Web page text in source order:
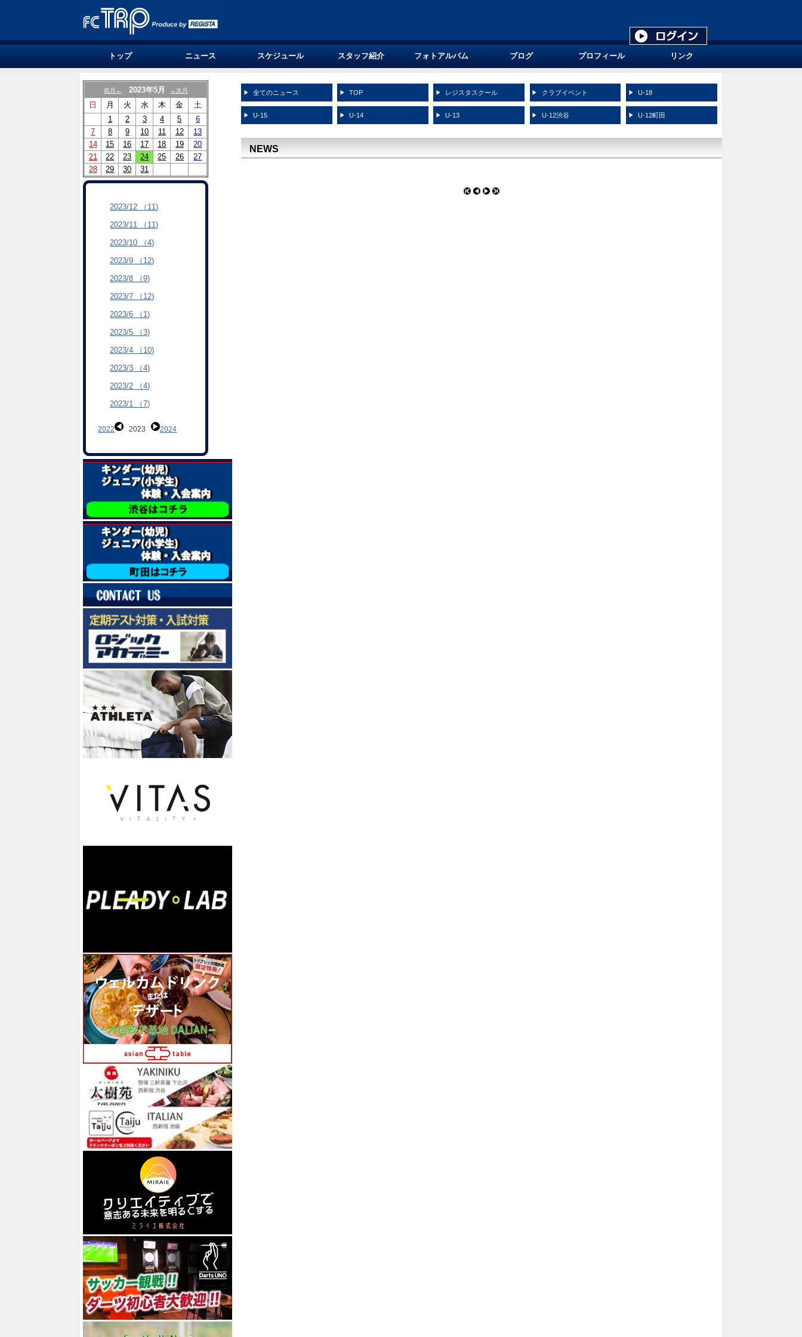
トップ ニュース スケジュール スタッフ紹介 フォトアルバム ブログ プロフィール リンク
全てのニュース TOP レジスタスクール クラブイベント U-18
U-15 U-14 U-13 U-12渋谷 U-12町田
NEWS
前月← 2023年5月 →次月
日 月 火 水 木 金
土
1
2 3 4 5
6
7
8 9 10 11 12
13
14
15 16 17 18 19
20
21
22 23 24 25 26
27
28
29 30 31
2023/12 （11)
2023/11 （11)
2023/10 （4)
2023/9 （12)
2023/8 （9)
2023/7 （12)
2023/6 （1)
2023/5 （3)
2023/4 （10)
2023/3 （4)
2023/2 （4)
2023/1 （7)
2022 2023 2024